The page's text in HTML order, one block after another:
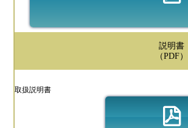
説明書
（PDF）
取扱説明書